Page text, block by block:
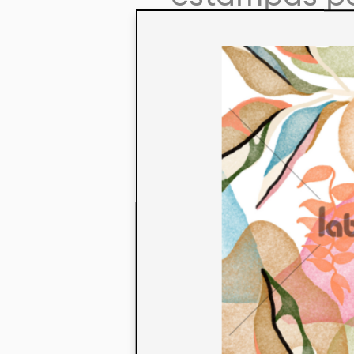
aos seus
linha de
mercados.
acabados
digital.